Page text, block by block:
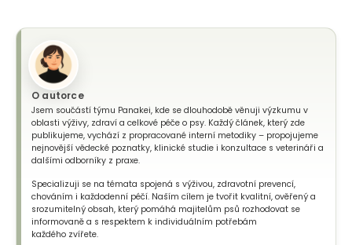
O autorce
Jsem součástí týmu Panakei, kde se dlouhodobě věnuji výzkumu v
oblasti výživy, zdraví a celkové péče o psy. Každý článek, který zde
publikujeme, vychází z propracované interní metodiky – propojujeme
nejnovější vědecké poznatky, klinické studie i konzultace s veterináři a
dalšími odborníky z praxe.
Specializuji se na témata spojená s výživou, zdravotní prevencí,
chováním i každodenní péčí. Naším cílem je tvořit kvalitní, ověřený a
srozumitelný obsah, který pomáhá majitelům psů rozhodovat se
informovaně a s respektem k individuálním potřebám
každého zvířete.